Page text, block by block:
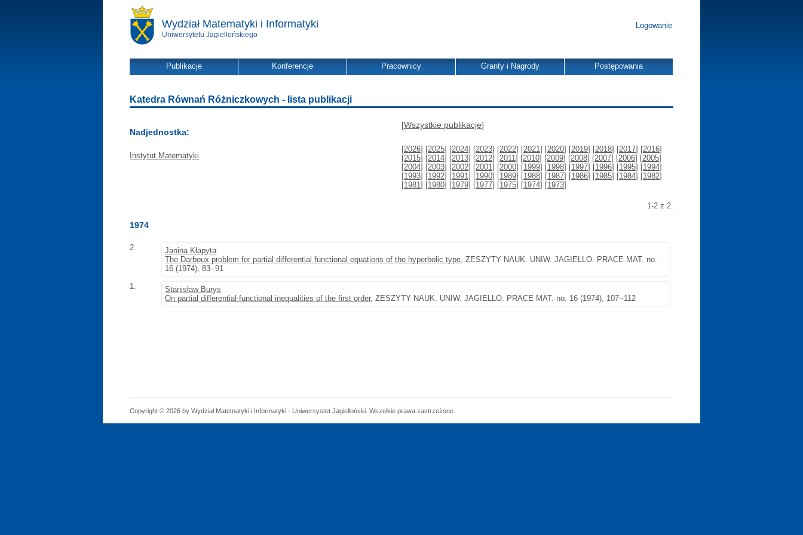
Wydział Matematyki i Informatyki
Uniwersytetu Jagiellońskiego
Logowanie
Publikacje Konferencje Pracownicy Granty i Nagrody Postępowania
Katedra Równań Różniczkowych - lista publikacji
Nadjednostka:
Instytut Matematyki
[Wszystkie publikacje]
[2026] [2025] [2024] [2023] [2022] [2021] [2020] [2019] [2018] [2017] [2016]
[2015] [2014] [2013] [2012] [2011] [2010] [2009] [2008] [2007] [2006] [2005]
[2004] [2003] [2002] [2001] [2000] [1999] [1998] [1997] [1996] [1995] [1994]
[1993] [1992] [1991] [1990] [1989] [1988] [1987] [1986] [1985] [1984] [1982]
[1981] [1980] [1979] [1977] [1975] [1974] [1973]
1-2 z 2.
1974
2.
Janina Kłapyta
The Darboux problem for partial differential functional equations of the hyperbolic type, ZESZYTY NAUK. UNIW. JAGIELLO. PRACE MAT. no.
16 (1974), 83--91
1.
Stanisław Burys
On partial differential-functional inequalities of the first order, ZESZYTY NAUK. UNIW. JAGIELLO. PRACE MAT. no. 16 (1974), 107--112
Copyright © 2026 by Wydział Matematyki i Informatyki - Uniwersystet Jagielloński. Wszelkie prawa zastrzeżone.